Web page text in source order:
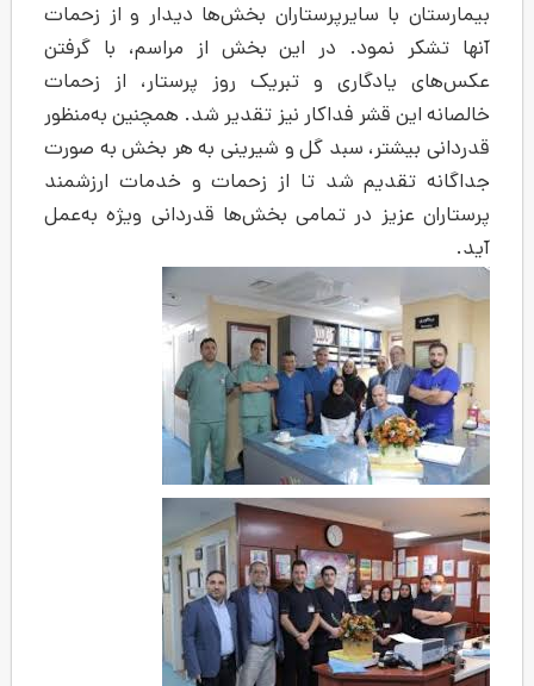
بخش‌ها دیدار و از زحمات
در این بخش از مراسم، با گرفتن
و تبریک روز پرستار، از زحمات
فداکار نیز تقدیر شد.همچنین به‌منظور
سبد گل و شیرینی به هر بخش به صورت
شد تا از زحمات و خدمات ارزشمند
در تمامی بخش‌ها قدردانی ویژه به‌عمل